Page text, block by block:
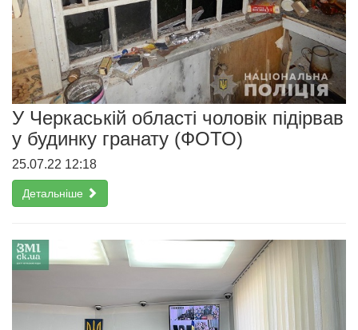
У Черкаській області чоловік підірвав
у будинку гранату (ФОТО)
25.07.22 12:18
Детальніше